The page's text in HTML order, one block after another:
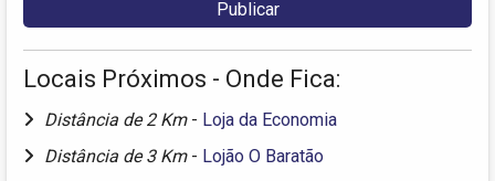
Locais Próximos - Onde Fica:
Distância de 2 Km - Loja da Economia
Distância de 3 Km - Lojão O Baratão